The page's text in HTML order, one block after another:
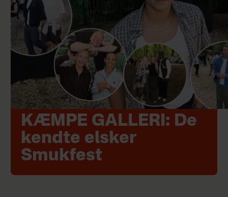
KÆMPE GALLERI: De
kendte elsker
Smukfest